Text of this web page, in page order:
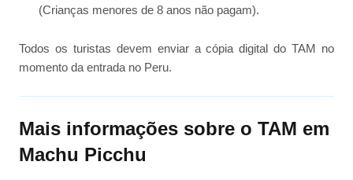
(Crianças menores de 8 anos não pagam).
Todos os turistas devem enviar a cópia digital do TAM no
momento da entrada no Peru.
Mais informações sobre o TAM em
Machu Picchu